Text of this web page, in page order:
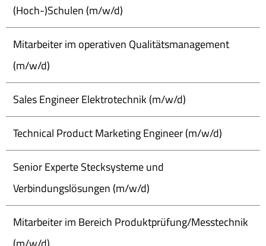
(Hoch-)Schulen (m/w/d)
Mitarbeiter im operativen Qualitätsmanagement
(m/w/d)
Sales Engineer Elektrotechnik (m/w/d)
Technical Product Marketing Engineer (m/w/d)
Senior Experte Stecksysteme und
Verbindungslösungen (m/w/d)
Mitarbeiter im Bereich Produktprüfung/Messtechnik